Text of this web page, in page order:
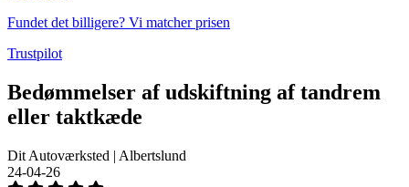
Fundet det billigere? Vi matcher prisen
Trustpilot
Bedømmelser af udskiftning af tandrem
eller taktkæde
Dit Autoværksted | Albertslund
24-04-26